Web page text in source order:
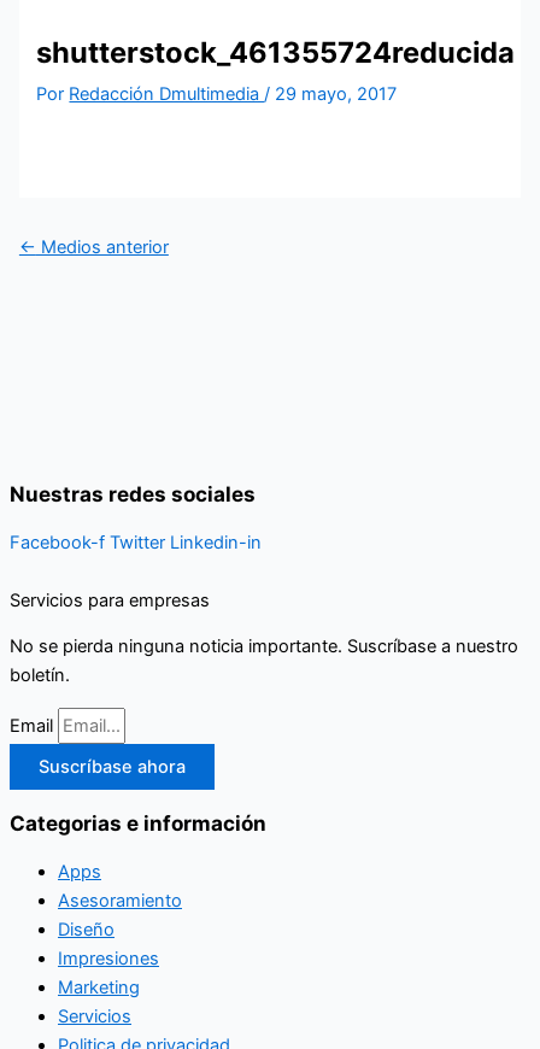
shutterstock_461355724reducida
Por Redacción Dmultimedia/ 29 mayo, 2017
← Medios anterior
Nuestras redes sociales
Facebook-f Twitter Linkedin-in
Servicios para empresas
No se pierda ninguna noticia importante. Suscríbase a nuestro
boletín.
Email
Suscríbase ahora
Categorias e información
Apps
Asesoramiento
Diseño
Impresiones
Marketing
Servicios